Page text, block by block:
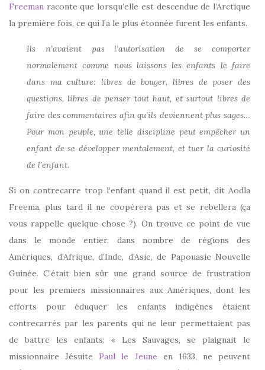
Freeman raconte que lorsqu’elle est descendue de l’Arctique
la première fois, ce qui l’a le plus étonnée furent les enfants.
Ils n’avaient pas l’autorisation de se comporter
normalement comme nous laissons les enfants le faire
dans ma culture: libres de bouger, libres de poser des
questions, libres de penser tout haut, et surtout libres de
faire des commentaires afin qu’ils deviennent plus sages…
Pour mon peuple, une telle discipline peut empêcher un
enfant de se développer mentalement, et tuer la curiosité
de l’enfant.
Si on contrecarre trop l’enfant quand il est petit, dit Aodla
Freema, plus tard il ne coopérera pas et se rebellera (ça
vous rappelle quelque chose ?). On trouve ce point de vue
dans le monde entier, dans nombre de régions des
Amériques, d’Afrique, d’Inde, d’Asie, de Papouasie Nouvelle
Guinée. C’était bien sûr une grand source de frustration
pour les premiers missionnaires aux Amériques, dont les
efforts pour éduquer les enfants indigènes étaient
contrecarrés par les parents qui ne leur permettaient pas
de battre les enfants: « Les Sauvages, se plaignait le
missionnaire JésuitePaul le Jeune en 1633, ne peuvent